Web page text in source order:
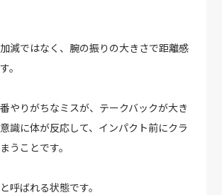
減ではなく、腕の振りの大きさで距離感
。
やりがちなミスが、テークバックが大き
識に体が反応して、インパクト前にクラ
うことです。
呼ばれる状態です。